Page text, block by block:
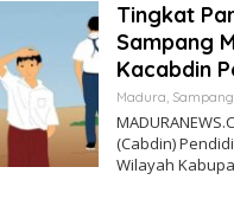
Tingkat
Sampang
Kacabdin
Madura, Sampang
(Cabdin)
Wilayah